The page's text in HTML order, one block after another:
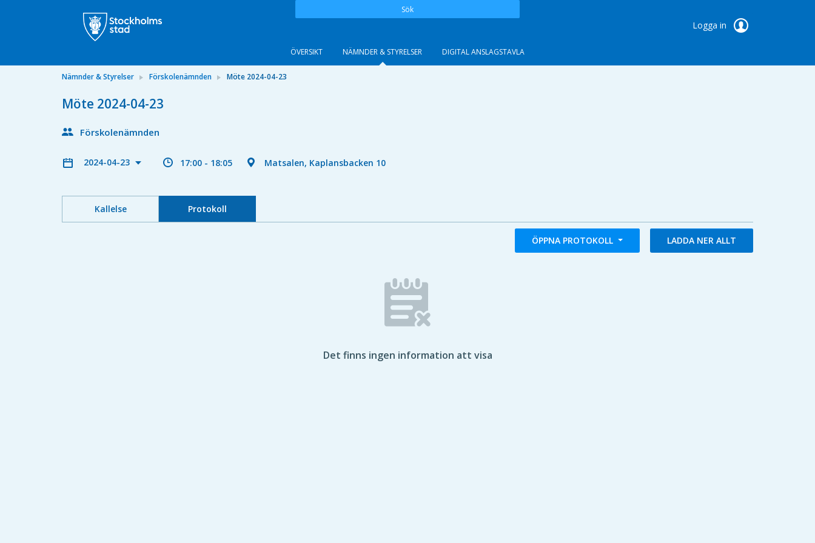
Sök
Logga in
ÖVERSIKT NÄMNDER & STYRELSER DIGITAL ANSLAGSTAVLA
Nämnder & Styrelser Förskolenämnden Möte 2024-04-23
Möte 2024-04-23
Förskolenämnden
2024-04-23 17:00 - 18:05 Matsalen, Kaplansbacken 10
Kallelse Protokoll
ÖPPNA PROTOKOLL LADDA NER ALLT
Det finns ingen information att visa